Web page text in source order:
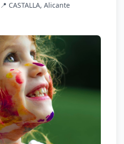
📍 CASTALLA, Alicante